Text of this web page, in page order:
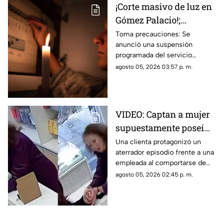
que podrían tener sobre la
difusión de contenidos de
interés público.
¡Corte masivo de luz en
Gómez Palacio!;
¿Cuándo será? Revisa
si tu colonia está en la
lista AQUÍ
Toma precauciones: Se
anunció una suspensión
programada del servicio
nocturno que afectará a
agosto 05, 2026 03:57 p. m.
VIDEO: Captan a mujer
supuestamente poseída
en una tienda de
celulares
Una clienta protagonizó un
aterrador episodio frente a una
empleada al comportarse de
una manera extraña. Conoce
agosto 05, 2026 02:45 p. m.